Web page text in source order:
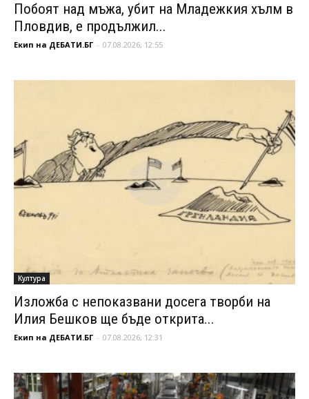
Побоят над мъжа, убит на Младежкия хълм в
Пловдив, е продължил...
Екип на ДЕБАТИ.БГ - 07.08.2026, 12:55
Култура
Изложба с непоказвани досега творби на
Илия Бешков ще бъде открита...
Екип на ДЕБАТИ.БГ - 07.08.2026, 12:31